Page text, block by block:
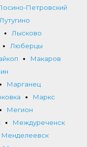
Петровский
Лутугино
Лысково
Люберцы
Макаров
Марганец
Маркс
Мегион
Междуреченск
Менделеевск